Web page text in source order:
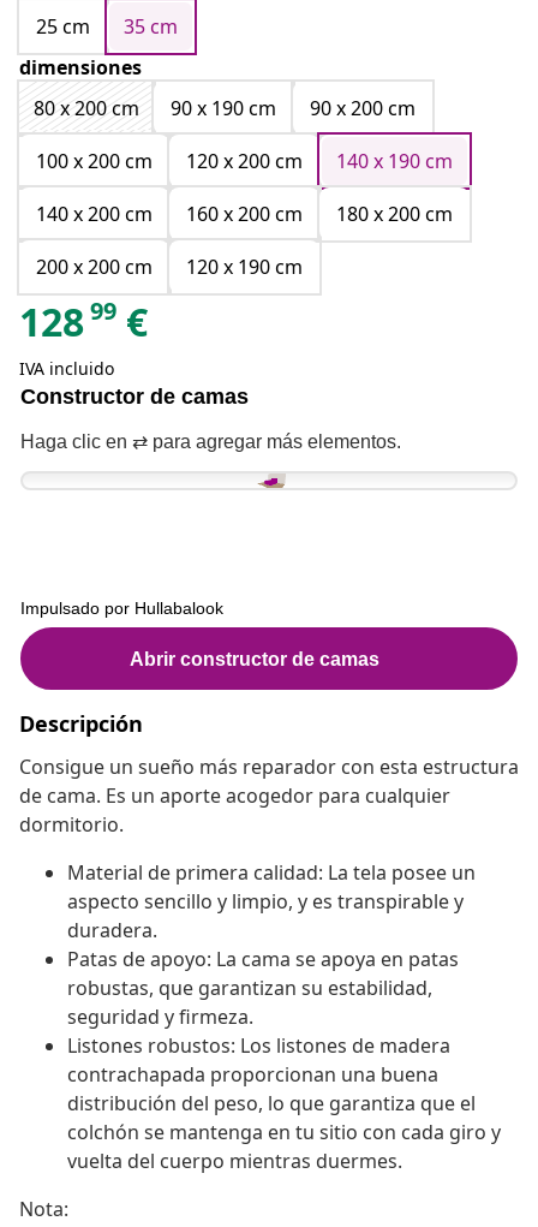
25 cm
35 cm
dimensiones
80 x 200 cm
90 x 190 cm
90 x 200 cm
100 x 200 cm
120 x 200 cm
140 x 190 cm
140 x 200 cm
160 x 200 cm
180 x 200 cm
200 x 200 cm
120 x 190 cm
12899 €
IVA incluido
Descripción
Consigue un sueño más reparador con esta estructura
de cama. Es un aporte acogedor para cualquier
dormitorio.
Material de primera calidad: La tela posee un
aspecto sencillo y limpio, y es transpirable y
duradera.
Patas de apoyo: La cama se apoya en patas
robustas, que garantizan su estabilidad,
seguridad y firmeza.
Listones robustos: Los listones de madera
contrachapada proporcionan una buena
distribución del peso, lo que garantiza que el
colchón se mantenga en tu sitio con cada giro y
vuelta del cuerpo mientras duermes.
Nota: